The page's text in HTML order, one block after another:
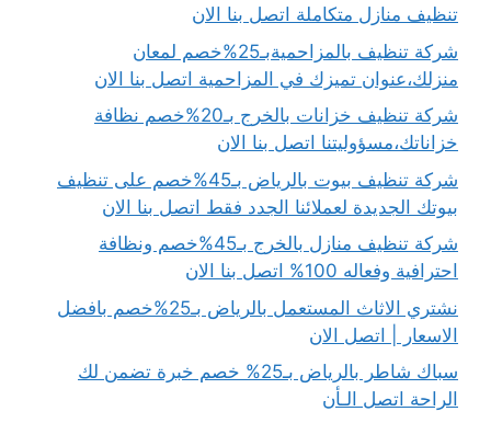
تنظيف منازل متكاملة اتصل بنا الان
شركة تنظيف بالمزاحميةبـ25%خصم لمعان
منزلك،عنوان تميزك في المزاحمية اتصل بنا الان
شركة تنظيف خزانات بالخرج بـ20%خصم نظافة
خزاناتك،مسؤوليتنا اتصل بنا الان
شركة تنظيف بيوت بالرياض بـ45%خصم على تنظيف
بيوتك الجديدة لعملائنا الجدد فقط اتصل بنا الان
شركة تنظيف منازل بالخرج بـ45%خصم ونظافة
احترافية وفعاله 100% اتصل بنا الان
نشتري الاثاث المستعمل بالرياض بـ25%خصم بافضل
الاسعار | اتصل الان
سباك شاطر بالرياض بـ25% خصم خبرة تضمن لك
الراحة اتصل الـأن